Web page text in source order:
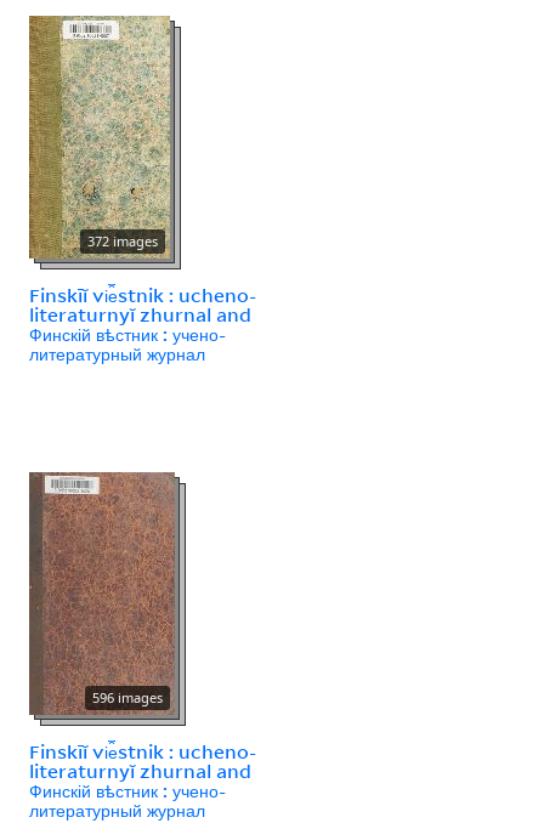
372 images
Finskīĭ vi︠e︡stnik : ucheno-
literaturnyĭ zhurnal and
Финскій вѣстник : учено-
литературный журнал
596 images
Finskīĭ vi︠e︡stnik : ucheno-
literaturnyĭ zhurnal and
Финскій вѣстник : учено-
литературный журнал